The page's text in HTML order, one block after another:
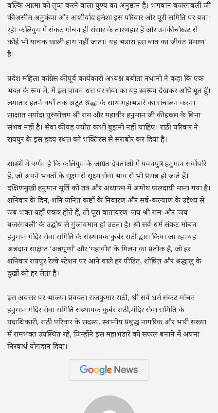
बल्कि आत्मा को तृप्त करने वाला पुण्य का अनुष्ठान है। भगवान बजरंगबली जी
की असीम अनुकंपा और आशीर्वाद हमेशा इस परिवार और पूरी समिति पर बना
रहे। कलियुग में संकट मोचन ही संसार के तारणहार हैं और उनकी चौखट से
कोई भी याचक ख़ाली हाथ नहीं जाता। यह भंडारा इस बात का जीवंत प्रमाण
है।
प्रदेश महिला कांग्रेस की पूर्व कार्यकारी अध्यक्ष बबीता नथानी ने कहा कि एक
भक्त के रूप में, मैं इस पावन धरा पर सेवा का यह स्वरूप देखकर अभिभूत हूँ।
लगातार इतने वर्षों तक अटूट श्रद्धा के साथ महाभंडारे का संचालन करना
साक्षात मर्यादा पुरुषोत्तम श्री राम और महावीर हनुमान जी की इच्छा के बिना
संभव नहीं है। सेवा की यह ज्योत कभी बुझनी नहीं चाहिए। राठी परिवार ने
रायपुर के इस हृदय स्थल को भक्तिरस से सराबोर कर दिया है।
शास्त्रों में वर्णन है कि कलियुग के जाग्रत देवताओं में पवनपुत्र हनुमान सर्वोपरि
हैं, जो अपने भक्तों के सूक्ष्म से सूक्ष्म सेवा भाव से भी प्रसन्न हो जाते हैं।
दक्षिणमुखी हनुमान मूर्ति को तंत्र और अध्यात्म में अमोघ फलदायी माना गया है।
शनिवार के दिन, शनि जनित कष्टों के निवारण और सर्व-कल्याण के उद्देश्य से
जब भक्त यहाँ एकत्र होते हैं, तो पूरा वातावरण ‘जय श्री राम’ और ‘जय
बजरंगबली’ के उद्घोष से गुंजायमान हो उठता है। श्री सर्व धर्म संकट मोचन
हनुमान मंदिर सेवा समिति के संस्थापक कुबेर राठी द्वारा किया जा रहा यह
अन्नदान साक्षात ‘अन्नपूर्णा’ और ‘महावीर’ के मिलन का प्रतीक है, जो हर
शनिवार रायपुर रेल्वे स्टेशन पर आने वाले हर पीड़ित, शोषित और श्रद्धालु के
दुखों को हर लेता है।
इस अवसर पर भाजपा प्रवक्ता राजकुमार राठी, श्री सर्व धर्म संकट मोचन
हनुमान मंदिर सेवा समिति संस्थापक कुबेर राठी,मंदिर सेवा समिति के
पदाधिकारी, राठी परिवार के सदस्य, स्थानीय प्रबुद्ध नागरिक और भारी संख्या
में रामभक्त उपस्थित रहे, जिन्होंने इस महाभंडारे को सफल बनाने में अपना
निस्वार्थ योगदान दिया।